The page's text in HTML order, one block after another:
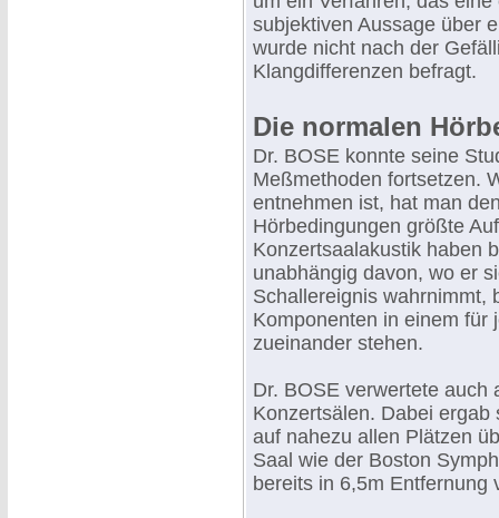
subjektiven Aussage über
wurde nicht nach der
Klangdifferenzen befragt.
Die normalen
Dr. BOSE konnte seine
Meßmethoden fortsetzen.
entnehmen ist, hat man
Hörbedingungen größte
Konzertsaalakustik haben
unabhängig davon, wo er
Schallereignis wahrnimmt,
Komponenten in einem für
zueinander stehen.
Dr. BOSE verwertete auch
Konzertsälen. Dabei
auf nahezu allen Plätzen
Saal wie der Boston
bereits in 6,5m Entfernung